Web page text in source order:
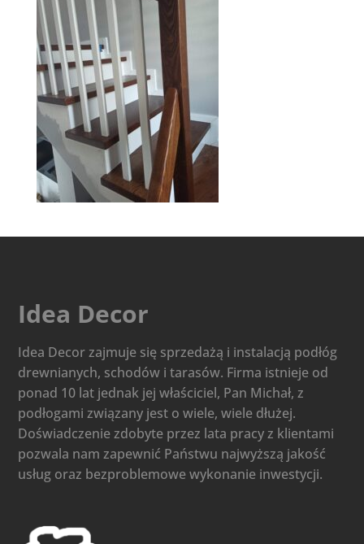
Idea Decor
Idea Decor zajmuje się sprzedażą i instalacją podłóg
drewnianych, schodów i tarasów. Firma istnieje od
ponad 10 lat jednak jej właściciel, Pan Michał, z
podłogami związany jest o wiele, wiele dłużej.
Doświadczenie zdobyte przez lata pracy z klientami
pozwala nam zapewnić Państwu najwyższą jakość
usług oraz bezproblemowe wykonanie inwestycji.